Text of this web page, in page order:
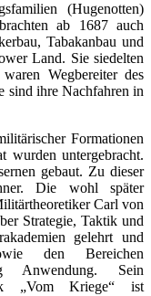
(Hugenotten)
ab 1687 auch
Tabakanbau und
Land. Sie siedelten
Wegbereiter des
sind ihre Nachfahren in
Formationen
wurden untergebracht.
gebaut. Zu dieser
Die wohl später
Carl von
Strategie, Taktik und
gelehrt und
den Bereichen
Anwendung. Sein
„Vom Kriege“ ist